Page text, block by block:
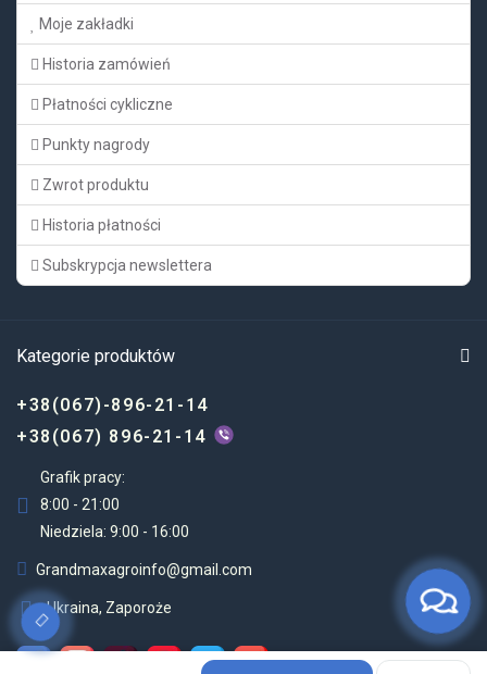
Moje zakładki
Historia zamówień
Płatności cykliczne
Punkty nagrody
Zwrot produktu
Historia płatności
Subskrypcja newslettera
Kategorie produktów
+38(067)-896-21-14
+38(067) 896-21-14
Grafik pracy:
8:00 - 21:00
Niedziela: 9:00 - 16:00
Grandmaxagroinfo@gmail.com
Ukraina, Zaporoże